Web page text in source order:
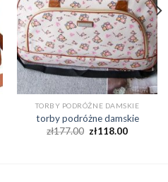
TORBY PODRÓŻNE DAMSKIE
torby podróżne damskie
zł177.00 zł118.00